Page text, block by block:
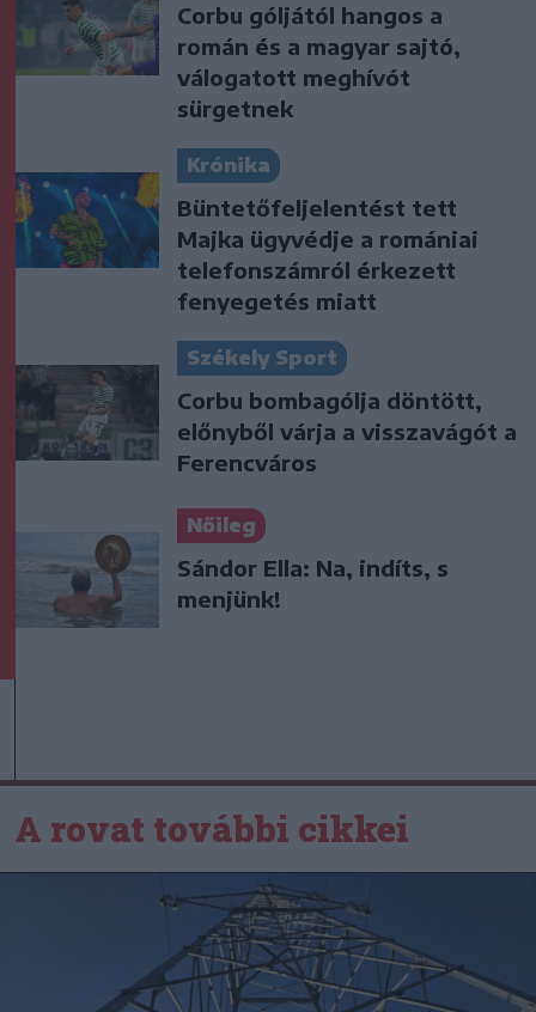
Corbu góljától hangos a
román és a magyar sajtó,
válogatott meghívót
sürgetnek
Krónika
Büntetőfeljelentést tett
Majka ügyvédje a romániai
telefonszámról érkezett
fenyegetés miatt
Székely Sport
Corbu bombagólja döntött,
előnyből várja a visszavágót a
Ferencváros
Nőileg
Sándor Ella: Na, indíts, s
menjünk!
A rovat további cikkei